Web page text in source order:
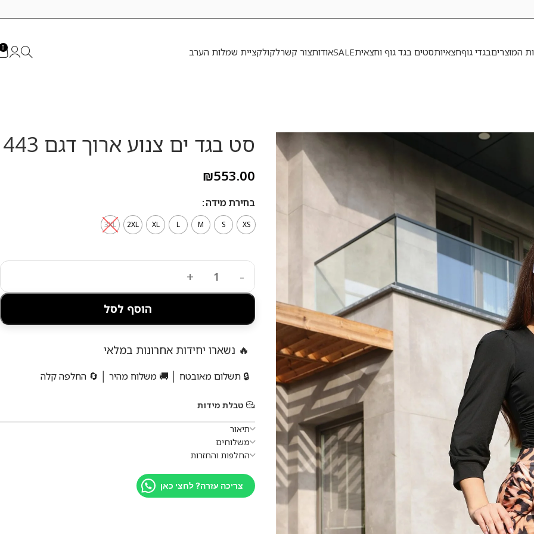
המוצריםבגדי גוףחצאיותסטים בגד גוף וחצאיתSALEאודותצור קשרלקולקציית שמלות הערב 0
סט בגד ים צנוע ארוך דגם 443
₪553.00
בחירת מידה
XS
S
M
L
XL
2XL
3XL
הוסף לסל
🔥 נשארו יחידות אחרונות במלאי
🔒 תשלום מאובטח │ 🚚 משלוח מהיר │ 🔄 החלפה קלה
טבלת מידות
תיאור
משלוחים
החלפות והחזרות
צריכה עזרה? לחצי כאן